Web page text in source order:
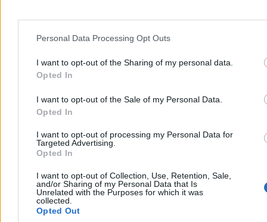
Personal Data Processing Opt Outs
I want to opt-out of the Sharing of my personal data.
Opted In
I want to opt-out of the Sale of my Personal Data.
Opted In
I want to opt-out of processing my Personal Data for
Targeted Advertising.
Opted In
I want to opt-out of Collection, Use, Retention, Sale,
and/or Sharing of my Personal Data that Is
Unrelated with the Purposes for which it was
collected.
Opted Out